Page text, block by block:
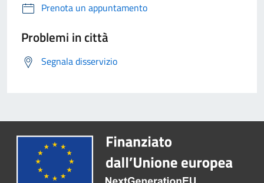
Prenota un appuntamento
Problemi in città
Segnala disservizio